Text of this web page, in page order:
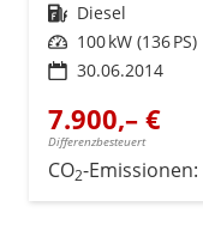
Kraftstoff Diesel
Leistung 100 kW (136 PS)
30.06.2014
7.900,– €
Differenzbesteuert
CO2-Emissionen: